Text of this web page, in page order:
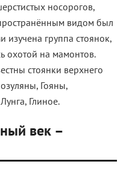
носорогов,
видом был
изучена группа стоянок,
охотой на мамонтов.
стоянки верхнего
Гояны,
Глиное.
век –